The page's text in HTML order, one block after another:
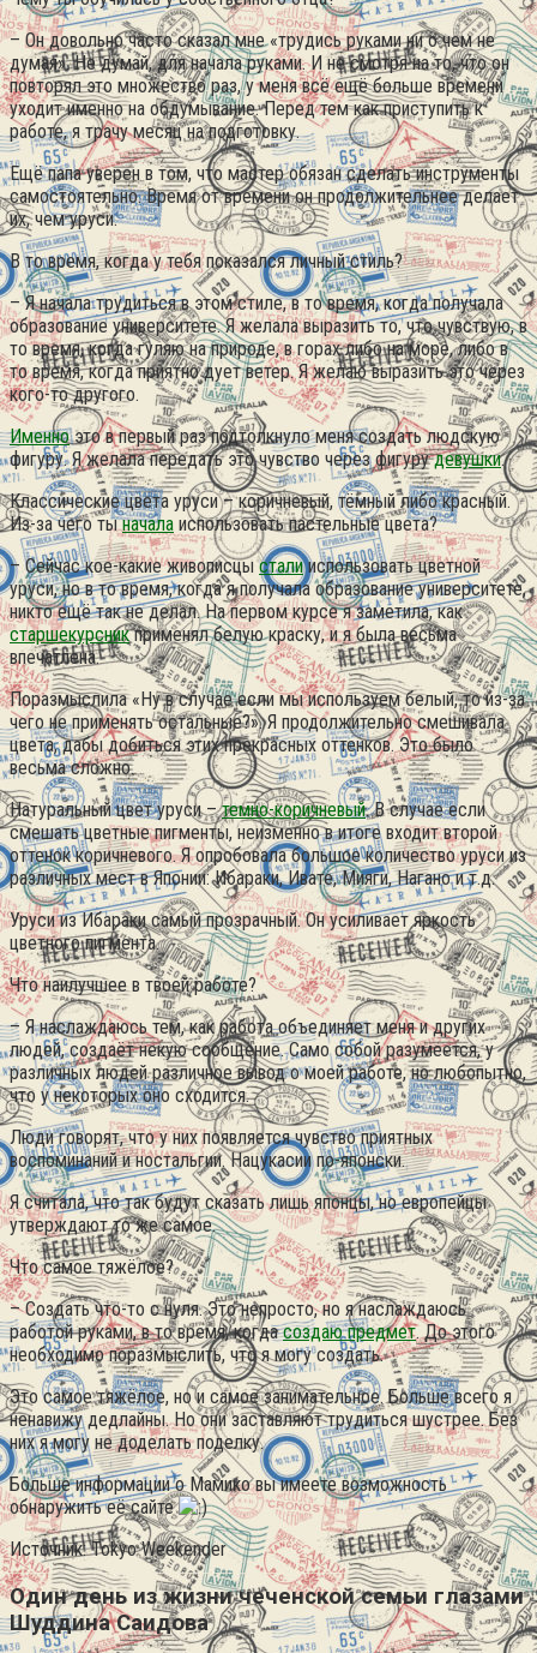
– Он довольно часто сказал мне «трудись руками ни о чем не
думая». Не думай, для начала руками. И не смотря на то, что он
повторял это множество раз, у меня всё ещё больше времени
уходит именно на обдумывание. Перед тем как приступить к
работе, я трачу месяц на подготовку.
Ещё папа уверен в том, что мастер обязан сделать инструменты
самостоятельно. Время от времени он продолжительнее делает
их, чем уруси.
В то время, когда у тебя показался личный стиль?
– Я начала трудиться в этом стиле, в то время, когда получала
образование университете. Я желала выразить то, что чувствую, в
то время, когда гуляю на природе, в горах либо на море, либо в
то время, когда приятно дует ветер. Я желаю выразить это через
кого-то другого.
Именноэто в первый раз подтолкнуло меня создать людскую
фигуру. Я желала передать это чувство через фигурудевушки.
Классические цвета уруси – коричневый, тёмный либо красный.
Из-за чего тыначала использовать пастельные цвета?
– Сейчас кое-какие живописцысталииспользовать цветной
уруси, но в то время, когда я получала образование университете,
никто ещё так не делал. На первом курсе я заметила, как
старшекурсникприменял белую краску, и я была весьма
впечатлена.
Поразмыслила «Ну в случае если мы используем белый, то из-за
чего не применять остальные?». Я продолжительно смешивала
цвета, дабы добиться этих прекрасных оттенков. Это было
весьма сложно.
Натуральный цвет уруси –темно-коричневый. В случае если
смешать цветные пигменты, неизменно в итоге входит второй
оттенок коричневого. Я опробовала большое количество уруси из
различных мест в Японии: Ибараки, Ивате, Мияги, Нагано и т.д.
Уруси из Ибараки самый прозрачный. Он усиливает яркость
цветного пигмента.
Что наилучшее в твоей работе?
– Я наслаждаюсь тем, как работа объединяет меня и других
людей, создаёт некую сообщение. Само собой разумеется, у
различных людей различное вывод о моей работе, но любопытно,
что у некоторых оно сходится.
Люди говорят, что у них появляется чувство приятных
воспоминаний и ностальгии. Нацукасии по-японски.
Я считала, что так будут сказать лишь японцы, но европейцы
утверждают то же самое.
Что самое тяжёлое?
– Создать что-то с нуля. Это непросто, но я наслаждаюсь
работой руками, в то время, когдасоздаю предмет. До этого
необходимо поразмыслить, что я могу создать.
Это самое тяжёлое, но и самое занимательное. Больше всего я
ненавижу дедлайны. Но они заставляют трудиться шустрее. Без
них я могу не доделать поделку.
Больше информации о Мамико вы имеете возможность
обнаружить её сайте
Источник: Tokyo Weekender
Один день из жизни чеченской семьи глазами
Шуддина Саидова